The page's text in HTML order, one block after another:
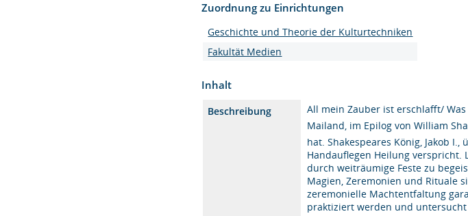
Zuordnung zu Einrichtungen
Geschichte und Theorie der Kulturtechniken
Fakultät Medien
Inhalt
Beschreibung
All mein Zauber ist erschlafft/
Mailand, im Epilog von William
hat. Shakespeares König, Jakob
Handauflegen Heilung verspricht.
durch weiträumige Feste zu
Magien, Zeremonien und Rituale
zeremonielle Machtentfaltung
praktiziert werden und untersucht